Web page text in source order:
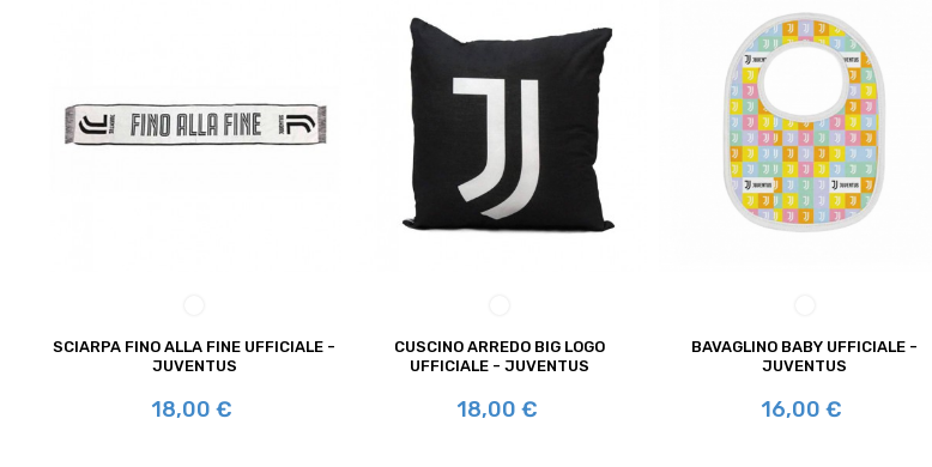
SCIARPA FINO ALLA FINE UFFICIALE -
JUVENTUS
Prezzo
18,00 €
CUSCINO ARREDO BIG LOGO
UFFICIALE - JUVENTUS
Prezzo
18,00 €
BAVAGLINO BABY UFFICIALE -
JUVENTUS
Prezzo
16,00 €